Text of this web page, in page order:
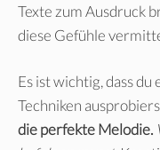
Texte zum Ausdruck
diese Gefühle
Es ist wichtig, dass
Techniken
die perfekte Melodie.